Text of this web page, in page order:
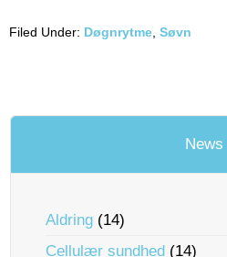
Filed Under: Døgnrytme Søvn
News
Aldring (14)
Cellulær sundhed (14)